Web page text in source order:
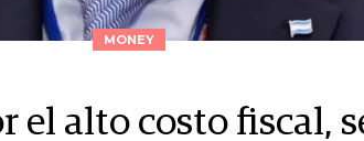
MONEY
el alto costo fiscal,